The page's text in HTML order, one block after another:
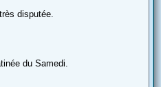
disputée.
du Samedi.